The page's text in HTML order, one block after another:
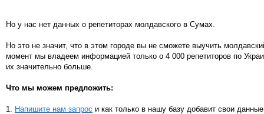
Но у нас нет данных о репетиторах молдавского в Сумах.
Но это не значит, что в этом городе вы не сможете выучить
момент мы владеем информацией только о 4 000 репетиторов по
их значительно больше.
Что мы можем предложить:
1. Напишите нам запрос и как только в нашу базу добавит свои